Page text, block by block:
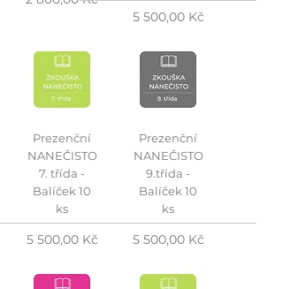
Cena
5 500,00 Kč
Prezenční
NANEČISTO
7. třída -
Balíček 10
ks
Cena
5 500,00 Kč
Prezenční
NANEČISTO
9.třída -
Balíček 10
ks
Cena
5 500,00 Kč